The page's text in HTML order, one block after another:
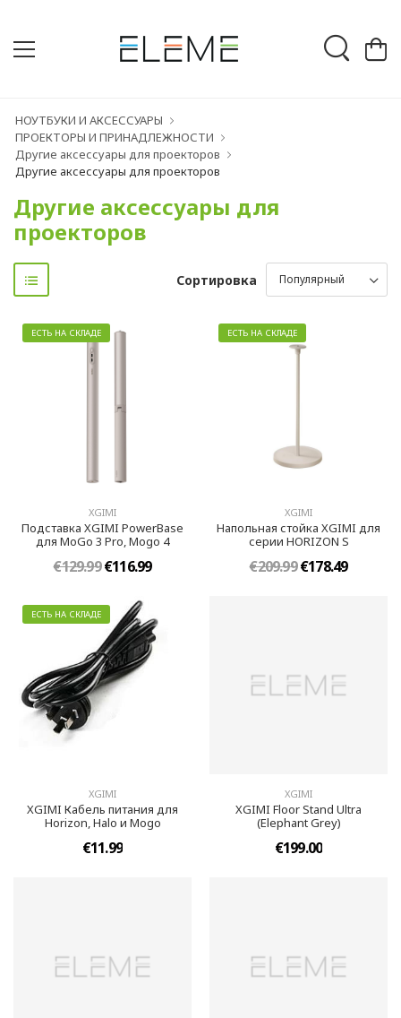
НОУТБУКИ И АКСЕССУАРЫ
ПРОЕКТОРЫ И ПРИНАДЛЕЖНОСТИ
Другие аксессуары для проекторов
Другие аксессуары для проекторов
Другие аксессуары для
проекторов
Сортировка
ЕСТЬ НА СКЛАДЕ
XGIMI
Подставка XGIMI PowerBase
для MoGo 3 Pro, Mogo 4
€129.99€116.99
ЕСТЬ НА СКЛАДЕ
XGIMI
Напольная стойка XGIMI для
серии HORIZON S
€209.99€178.49
ЕСТЬ НА СКЛАДЕ
XGIMI
XGIMI Кабель питания для
Horizon, Halo и Mogo
€11.99
XGIMI
XGIMI Floor Stand Ultra
(Elephant Grey)
€199.00